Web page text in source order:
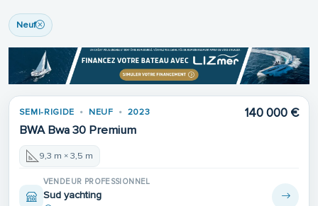
Neuf
SEMI-RIGIDE NEUF 2023
BWA Bwa 30 Premium
140 000 €
9,3 m × 3,5 m
VENDEUR PROFESSIONNEL
Sud yachting